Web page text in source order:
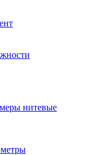
нитевые